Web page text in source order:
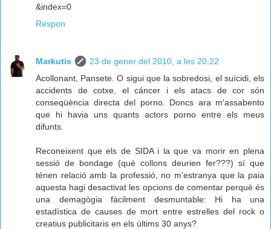
&index=0
Respon
Markutis
23 de gener del 2010, a les 20:22
Acollonant, Pansete. O sigui que la sobredosi, el suïcidi, els
accidents de cotxe, el cáncer i els atacs de cor són
conseqüència directa del porno. Doncs ara m'assabento
que hi havia uns quants actors porno entre els meus
difunts.
Reconeixent que els de SIDA i la que va morir en plena
sessió de bondage (què collons deurien fer???) sí que
ténen relació amb la professió, no m'estranya que la paia
aquesta hagi desactivat les opcions de comentar perquè és
una demagògia fàcilment desmuntable: Hi ha una
estadística de causes de mort entre estrelles del rock o
creatius publicitaris en els últims 30 anys?